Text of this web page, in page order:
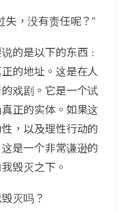
失，没有责任呢？”
的是以下的东西﹕
的地址。这是在人
戏剧。它是一个试
正的实体。如果这
，以及理性行动的
是一个非常谦逊的
毁灭之下。
灭吗？